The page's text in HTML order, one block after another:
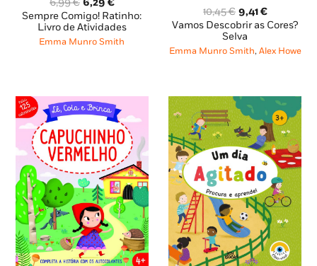
6,99€
preço
original
era:
6,29 €
preço
atual
é:
Sempre Comigo! Ratinho:
Livro de Atividades
Emma Munro Smith
10,45€ O
preço
original
era:
9,41€O
preço
é:
Vamos Descobrir as Cores?
Selva
Emma Munro Smith, Alex Howe